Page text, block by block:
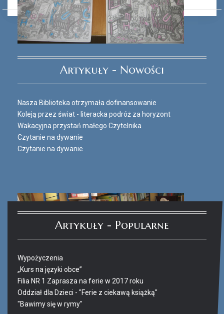
Ferie_2017_ODD_3.JPG
Artykuły - Nowości
Nasza Biblioteka otrzymała dofinansowanie
Koleją przez świat - literacka podróż za horyzont
Wakacyjna przystań małego Czytelnika
Czytanie na dywanie
Czytanie na dywanie
Artykuły - Popularne
Wypożyczenia
„Kurs na języki obce”
Filia NR 1 Zaprasza na ferie w 2017 roku
Oddział dla Dzieci - "Ferie z ciekawą książką"
"Bawimy się w rymy"